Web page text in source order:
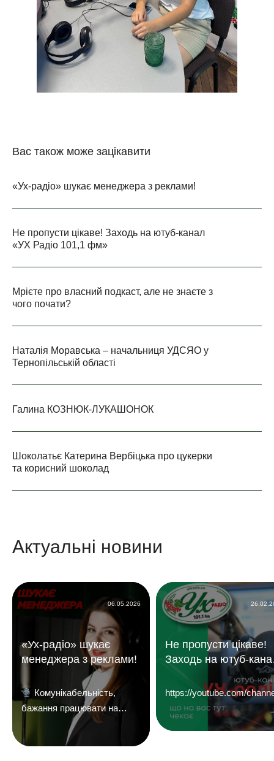
Вас також може зацікавити
«Ух-радіо» шукає менеджера з реклами!
Не пропусти цікаве! Заходь на ютуб-канал
«УХ Радіо 101,1 фм»
Мрієте про власний подкаст, але не знаєте з
чого почати?
Наталія Моравська – начальниця УДСЯО у
Тернопільській області
Галина КОЗНЮК-ЛУКАШОНОК
Шоколатьє Катерина Вербіцька про цукерки
та корисний шоколад
Актуальні новини
«Ух-радіо» шукає
менеджера з реклами!
Комунікабельність,
бажання працювати на
результат і досвід у
продажах — плюс.
06.05.2026
Не пропусти цікаве!
Заходь на ютуб-
«УХ Радіо 101,1 фм»
https://youtube.com/